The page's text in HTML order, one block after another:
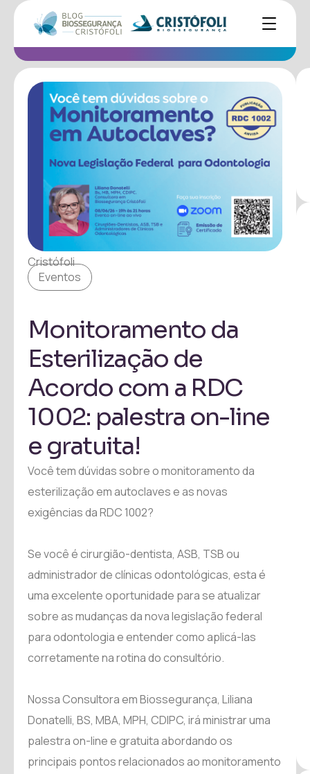
Cristófoli
Eventos
Monitoramento da
Esterilização de
Acordo com a RDC
1002: palestra on-line
e gratuita!
Você tem dúvidas sobre o monitoramento da
esterilização em autoclaves e as novas
exigências da RDC 1002?
Se você é cirurgião-dentista, ASB, TSB ou
administrador de clínicas odontológicas, esta é
uma excelente oportunidade para se atualizar
sobre as mudanças da nova legislação federal
para odontologia e entender como aplicá-las
corretamente na rotina do consultório.
Nossa Consultora em Biossegurança, Liliana
Donatelli, BS, MBA, MPH, CDIPC, irá ministrar uma
palestra on-line e gratuita abordando os
principais pontos relacionados ao monitoramento